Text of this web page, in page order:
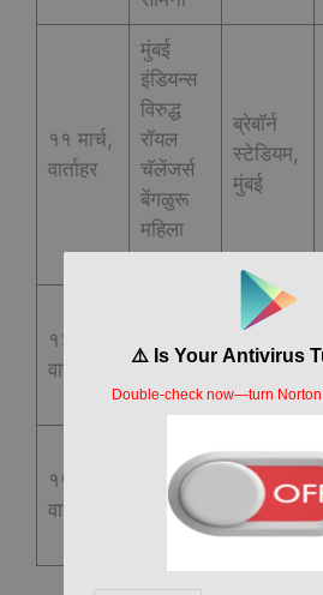
११ मार्च,
वार्ताहर
मुंबई
इंडियन्स
विरुद्ध
रॉयल
चॅलेंजर्स
बेंगळुरू
महिला
सामना
ब्रेबॉर्न
स्टेडियम,
मुंबई
१३ मार्च,
वार्ताहर
बनाम
टीबीसी)
ब्रेबॉर्न
स्टेडियम,
मुंबई
१५ मार्च,
वार्ताहर
(टीबीसी
बनाम
टीबीसी)
ब्रेबॉर्न
स्टेडियम,
मुंबई